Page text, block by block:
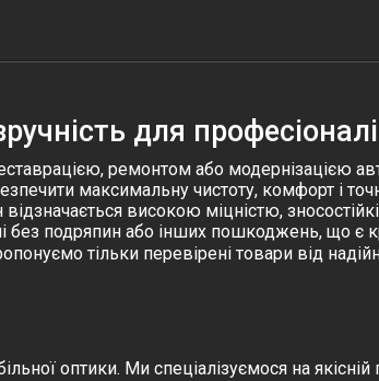
для
ремонтом або модернізацією
максимальну чистоту, комфорт і
високою міцністю,
без подряпин або інших пошкоджень, що
тільки перевірені товари від
оптики. Ми спеціалізуємося на якісній